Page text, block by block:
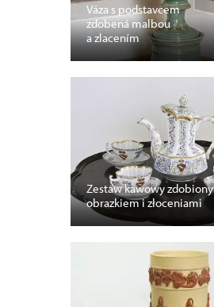
Váza s podstavcem
zdobená malbou
a zlacením
Zestaw kawowy zdobiony
obrazkiem i złoceniami